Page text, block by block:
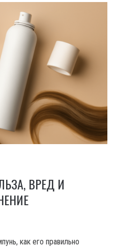
ВРЕД И
как его правильно